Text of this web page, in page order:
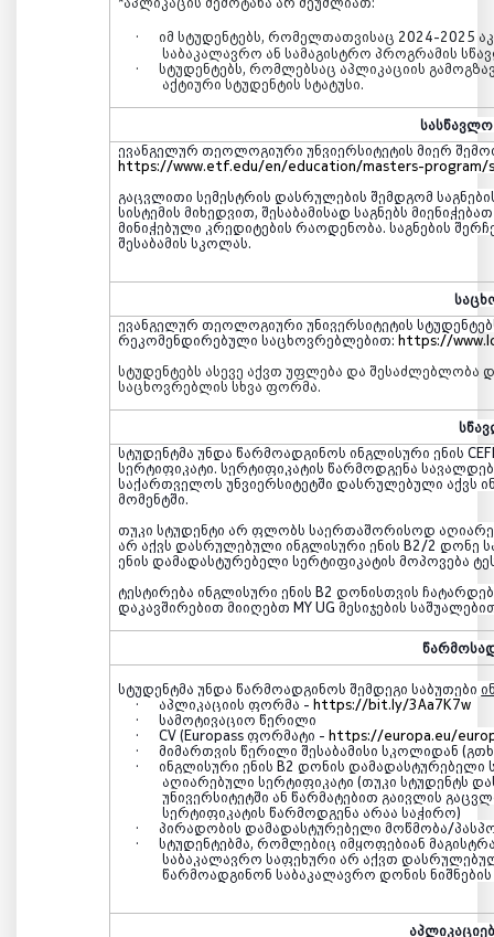
·
იმ სტუდენტებს, რომელთათვისაც 2024-2025
საბაკალავრო ან სამაგისტრო პროგრამის
·
სტუდენტებს, რომლებსაც აპლიკაციის
აქტიური სტუდენტის სტატუსი.
სასწავლო
ევანგელურ თეოლოგიური უნვიერსიტეტის მიერ
https://www.etf.edu/en/education/masters-program/
გაცვლითი სემესტრის დასრულების შემდგომ
სისტემის მიხედვით, შესაბამისად საგნებს
მინიჭებული კრედიტების რაოდენობა. საგნების
შესაბამის სკოლას.
ევანგელურ თეოლოგიური უნივერსიტეტის
რეკომენდირებული საცხოვრებლებით: https://
სტუდენტებს ასევე აქვთ უფლება და
საცხოვრებლის სხვა ფორმა.
სტუდენტმა უნდა წარმოადგინოს ინგლისური ენის
სერტიფიკატი. სერტიფიკატის წარმოდგენა
საქართველოს უნვიერსიტეტში დასრულებული აქვს
მომენტში.
თუკი სტუდენტი არ ფლობს საერთაშორისოდ
არ აქვს დასრულებული ინგლისური ენის B2/2 დონე
ენის დამადასტურებელი სერტიფიკატის მოპოვება
ტესტირება ინგლისური ენის B2 დონისთვის
დაკავშირებით მიიღებთ MY UG მესიჯების
სტუდენტმა უნდა წარმოადგინოს შემდეგი საბუთები
·
აპლიკაციის ფორმა - https://bit.ly/3Aa7K7w
·
სამოტივაციო წერილი
·
CV (Europass ფორმატი - https://europa.eu/
·
მიმართვის წერილი შესაბამისი სკოლიდან
·
ინგლისური ენის B2 დონის დამადასტურებელი
აღიარებული სერტიფიკატი (თუკი სტუდენტს
უნივერსიტეტში ან წარმატებით გაივლის
სერტიფიკატის წარმოდგენა არაა საჭირო)
·
პირადობის დამადასტურებელი მოწმობა/
·
სტუდენტებმა, რომლებიც იმყოფებიან
საბაკალავრო საფეხური არ აქვთ
წარმოადგინონ საბაკალავრო დონის